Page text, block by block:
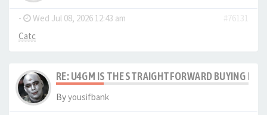
- Wed Jul 08, 2026 12:43 am
#76131
Catc
RE: U4GM IS THE STRAIGHTFORWARD BUYING
Byyousifbank